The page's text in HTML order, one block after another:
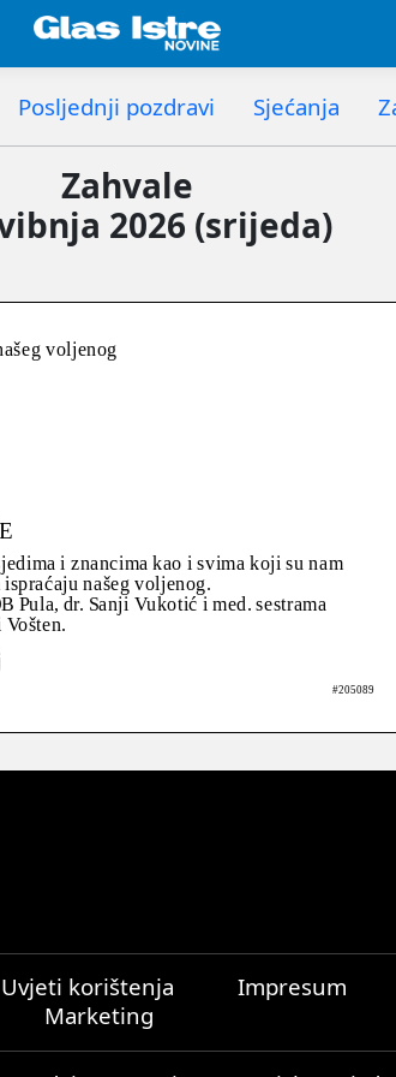
Posljednji pozdravi Sjećanja
Zahvale
2026 (srijeda)
voljenog
i znancima kao i svima koji su nam
našeg voljenog.
Pula, dr. Sanji Vukotić i med. sestrama
#205089
Uvjeti korištenja Impresum
Marketing